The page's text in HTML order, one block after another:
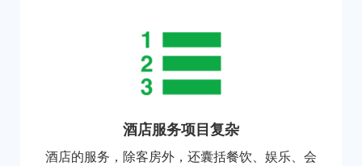
酒店服务项目复杂
酒店的服务，除客房外，还囊括餐饮、娱乐、会